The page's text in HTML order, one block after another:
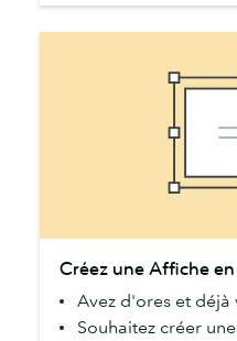
une
Affiche
Créez une Affiche
Avez d'ores et
Souhaitez créer